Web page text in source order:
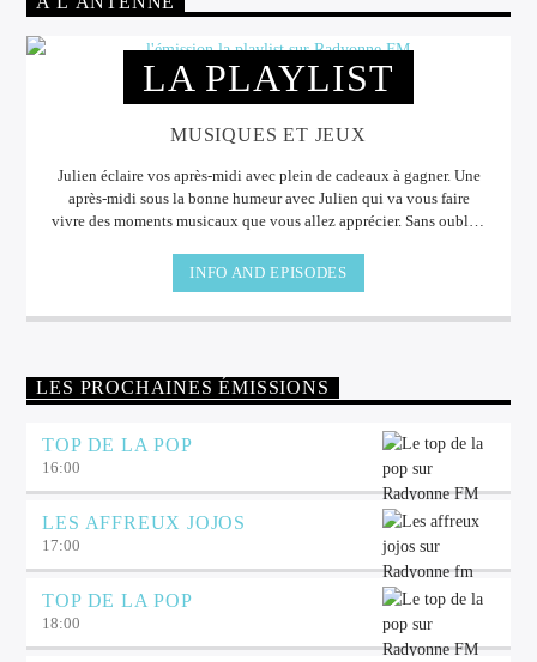
LA PLAYLIST
MUSIQUES ET JEUX
Julien éclaire vos après-midi avec plein de cadeaux à gagner. Une
après-midi sous la bonne humeur avec Julien qui va vous faire
vivre des moments musicaux que vous allez apprécier. Sans oublier
INFO AND EPISODES
LES PROCHAINES ÉMISSIONS
TOP DE LA POP
16:00
LES AFFREUX JOJOS
17:00
TOP DE LA POP
18:00